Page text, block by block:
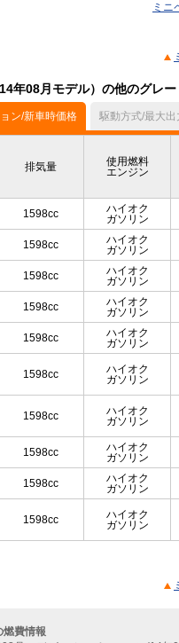
ミニ
年08月モデル）の他のグレー
ン/新車時価格 駆動方式/最大
排気量
使用燃料
エンジン
1598cc
ハイオク
ガソリン
1598cc
ハイオク
ガソリン
1598cc
ハイオク
ガソリン
1598cc
ハイオク
ガソリン
1598cc
ハイオク
ガソリン
1598cc
ハイオク
ガソリン
1598cc
ハイオク
ガソリン
1598cc
ハイオク
ガソリン
1598cc
ハイオク
ガソリン
1598cc
ハイオク
ガソリン
費情報